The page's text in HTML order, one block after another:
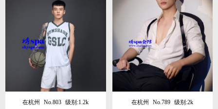
在杭州 No.803 级别:1.2k 在杭州 No.789 级别:2k